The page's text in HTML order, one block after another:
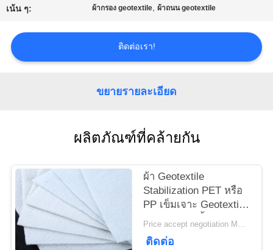
ติดต่อ
เรา
ใบ
เสนอ
ราคา
เน้น ๆ: ผ้ากรอง geotextile,ผ้าถนน geotextile
ติดต่อเรา!
ขยายรายละเอียด
ผลิตภัณฑ์ที่คล้ายกัน
ผ้า Geotextile
Stabilization PET หรือ
PP เข็มเจาะ Geotextile
สีขาวต่อต้านริ้วรอย
Price accept negotiation MOQ:1sqm
ติดต่อ